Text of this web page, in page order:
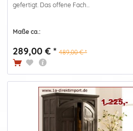
gefertigt. Das offene Fach...
Maße ca.:
289,00 € * 489,00 € *